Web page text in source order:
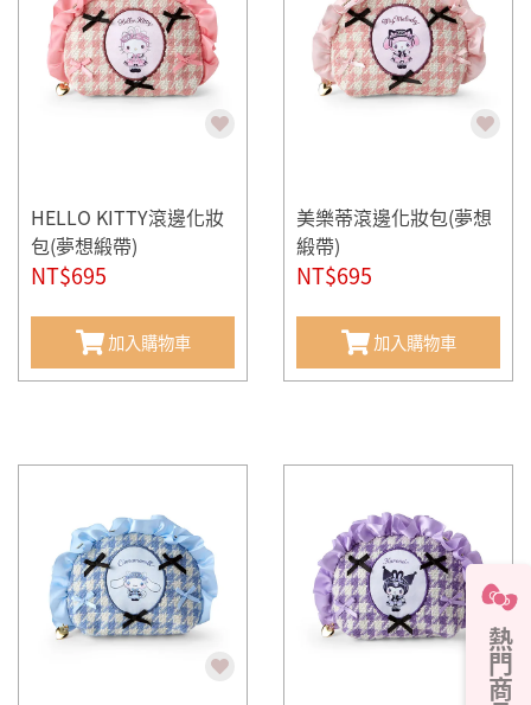
熱門商品
HELLO KITTY滾邊化妝
包(夢想緞帶)
NT$695
加入購物車
美樂蒂滾邊化妝包(夢想
緞帶)
NT$695
加入購物車